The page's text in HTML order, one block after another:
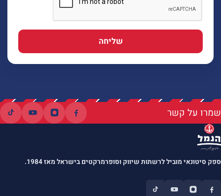
שליחה
שמרו על קשר
ספק סיטונאי מוביל לרשתות שיווק וסופרמרקטים בישראל מאז 1984.